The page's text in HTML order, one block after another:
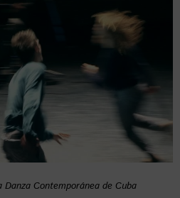
Danza Contemporánea de Cuba